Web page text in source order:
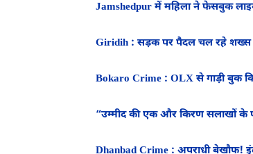
Jamshedpur में महिला ने फेसबुक लाइव
Giridih : सड़क पर पैदल चल रहे शख्स
Bokaro Crime : OLX से गाड़ी बुक
“उम्मीद की एक और किरण सलाखों के
Dhanbad Crime : अपराधी बेखौफ!